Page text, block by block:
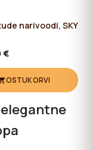
narivoodi, SKY
€
OSTUKORVI